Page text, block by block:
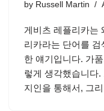
by Russell Martin
게비츠 레플리카는
리카라는 단어를
한 얘기입니다. 가
렇게 생각했습니다
지인을 통해서, 그